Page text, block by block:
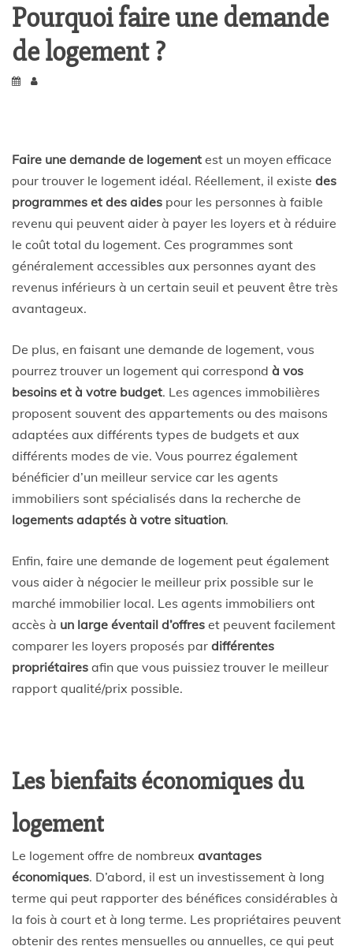
Pourquoi faire une demande
de logement ?
Faire une demande de logement est un moyen efficace
pour trouver le logement idéal. Réellement, il existe des
programmes et des aides pour les personnes à faible
revenu qui peuvent aider à payer les loyers et à réduire
le coût total du logement. Ces programmes sont
généralement accessibles aux personnes ayant des
revenus inférieurs à un certain seuil et peuvent être très
avantageux.
De plus, en faisant une demande de logement, vous
pourrez trouver un logement qui correspond à vos
besoins et à votre budget. Les agences immobilières
proposent souvent des appartements ou des maisons
adaptées aux différents types de budgets et aux
différents modes de vie. Vous pourrez également
bénéficier d’un meilleur service car les agents
immobiliers sont spécialisés dans la recherche de
logements adaptés à votre situation.
Enfin, faire une demande de logement peut également
vous aider à négocier le meilleur prix possible sur le
marché immobilier local. Les agents immobiliers ont
accès à un large éventail d’offres et peuvent facilement
comparer les loyers proposés par différentes
propriétaires afin que vous puissiez trouver le meilleur
rapport qualité/prix possible.
Les bienfaits économiques du
logement
Le logement offre de nombreux avantages
économiques. D’abord, il est un investissement à long
terme qui peut rapporter des bénéfices considérables à
la fois à court et à long terme. Les propriétaires peuvent
obtenir des rentes mensuelles ou annuelles, ce qui peut